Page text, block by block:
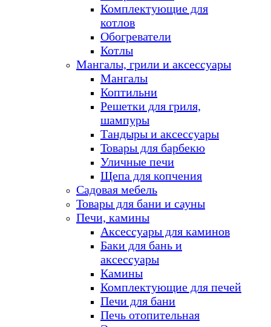
Комплектующие для
котлов
Обогреватели
Котлы
Мангалы, грили и аксессуары
Мангалы
Коптильни
Решетки для гриля,
шампуры
Тандыры и аксессуары
Товары для барбекю
Уличные печи
Щепа для копчения
Садовая мебель
Товары для бани и сауны
Печи, камины
Аксессуары для каминов
Баки для бань и
аксессуары
Камины
Комплектующие для печей
Печи для бани
Печь отопительная